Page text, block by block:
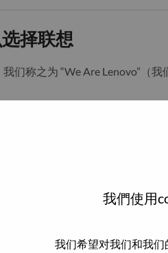
我們使用
我们希望对我们和我
择联想
们称之为 “We Are Lenovo”（
家年收入830亿美元的全球化
数以百万计的客户。为实现“智
地位的基础上，积极构建全栈
优化的终端、基础设施、软件
、智能手机、平板电脑等终端产
产品。这一变革与联想改变世界
慧未来。联想集团有限公司在